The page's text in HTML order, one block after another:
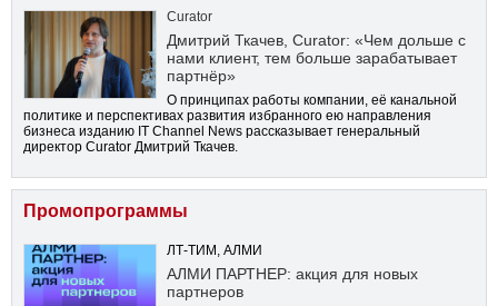
Curator
Дмитрий Ткачев, Curator: «Чем дольше с
нами клиент, тем больше зарабатывает
партнёр»
О принципах работы компании, её канальной
политике и перспективах развития избранного ею направления
бизнеса изданию IT Channel News рассказывает генеральный
директор Curator Дмитрий Ткачев.
Промопрограммы
ЛТ-ТИМ, АЛМИ
АЛМИ ПАРТНЕР: акция для новых
партнеров